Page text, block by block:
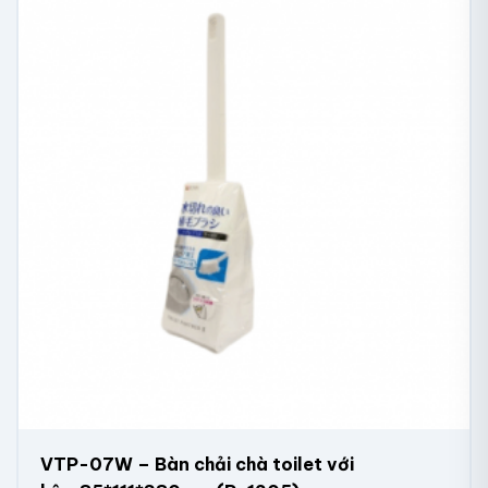
VTP-07W – Bàn chải chà toilet với